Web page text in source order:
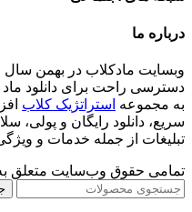
درباره ما
دسترسی راحت برای دانلود
به مجموعه استراتژیک کلاب
سریع، دانلود رایگان و پولی،
تبلیغات از جمله خدمات و
تمامی حقوق وب‌سایت متعلق